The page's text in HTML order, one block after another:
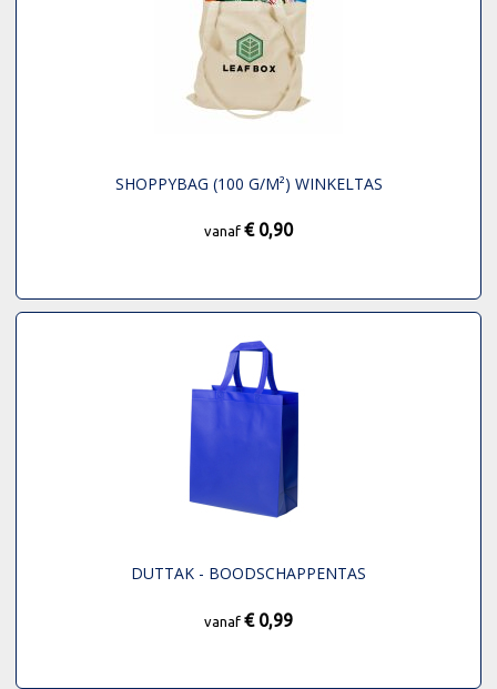
SHOPPYBAG (100 G/M²) WINKELTAS
vanaf € 0,90
DUTTAK - BOODSCHAPPENTAS
vanaf € 0,99